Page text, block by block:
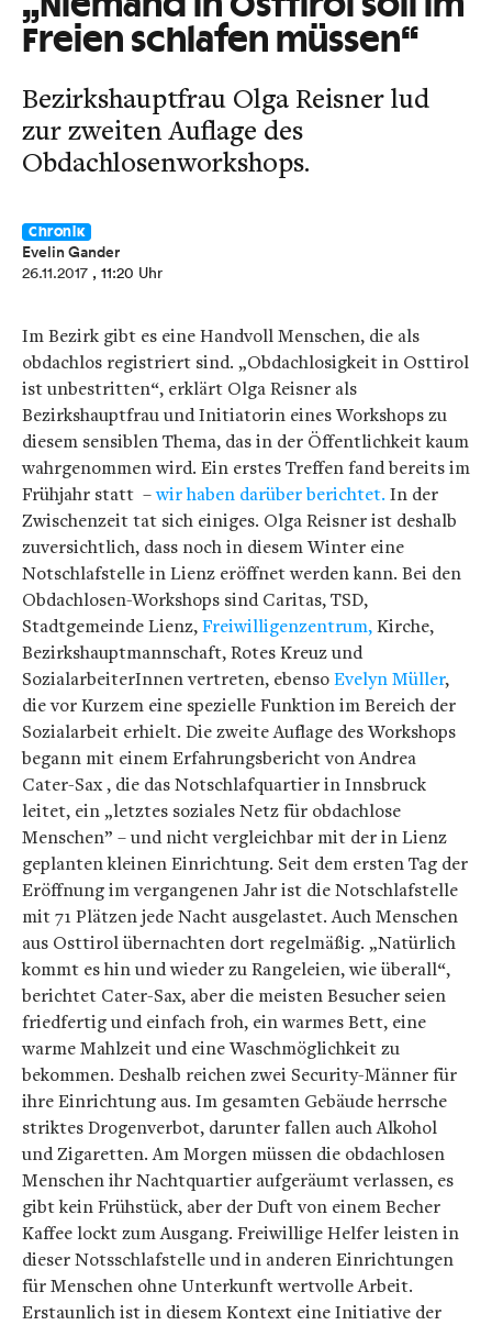
„Niemand in Osttirol soll im
Freien schlafen müssen“
Bezirkshauptfrau Olga Reisner lud
zur zweiten Auflage des
Obdachlosenworkshops.
Chronik
Evelin Gander
26.11.2017 , 11:20 Uhr
Im Bezirk gibt es eine Handvoll Menschen, die als
obdachlos registriert sind. „Obdachlosigkeit in Osttirol
ist unbestritten“, erklärt Olga Reisner als
Bezirkshauptfrau und Initiatorin eines Workshops zu
diesem sensiblen Thema, das in der Öffentlichkeit kaum
wahrgenommen wird. Ein erstes Treffen fand bereits im
Frühjahr statt –wir haben darüber berichtet. In der
Zwischenzeit tat sich einiges. Olga Reisner ist deshalb
zuversichtlich, dass noch in diesem Winter eine
Notschlafstelle in Lienz eröffnet werden kann. Bei den
Obdachlosen-Workshops sind Caritas, TSD,
Stadtgemeinde Lienz,Freiwilligenzentrum,Kirche,
Bezirkshauptmannschaft, Rotes Kreuz und
SozialarbeiterInnen vertreten, ebensoEvelyn Müller,
die vor Kurzem eine spezielle Funktion im Bereich der
Sozialarbeit erhielt. Die zweite Auflage des Workshops
begann mit einem Erfahrungsbericht von Andrea
Cater-Sax , die das Notschlafquartier in Innsbruck
leitet, ein „letztes soziales Netz für obdachlose
Menschen” – und nicht vergleichbar mit der in Lienz
geplanten kleinen Einrichtung. Seit dem ersten Tag der
Eröffnung im vergangenen Jahr ist die Notschlafstelle
mit 71 Plätzen jede Nacht ausgelastet. Auch Menschen
aus Osttirol übernachten dort regelmäßig. „Natürlich
kommt es hin und wieder zu Rangeleien, wie überall“,
berichtet Cater-Sax, aber die meisten Besucher seien
friedfertig und einfach froh, ein warmes Bett, eine
warme Mahlzeit und eine Waschmöglichkeit zu
bekommen. Deshalb reichen zwei Security-Männer für
ihre Einrichtung aus. Im gesamten Gebäude herrsche
striktes Drogenverbot, darunter fallen auch Alkohol
und Zigaretten. Am Morgen müssen die obdachlosen
Menschen ihr Nachtquartier aufgeräumt verlassen, es
gibt kein Frühstück, aber der Duft von einem Becher
Kaffee lockt zum Ausgang. Freiwillige Helfer leisten in
dieser Notsschlafstelle und in anderen Einrichtungen
für Menschen ohne Unterkunft wertvolle Arbeit.
Erstaunlich ist in diesem Kontext eine Initiative der